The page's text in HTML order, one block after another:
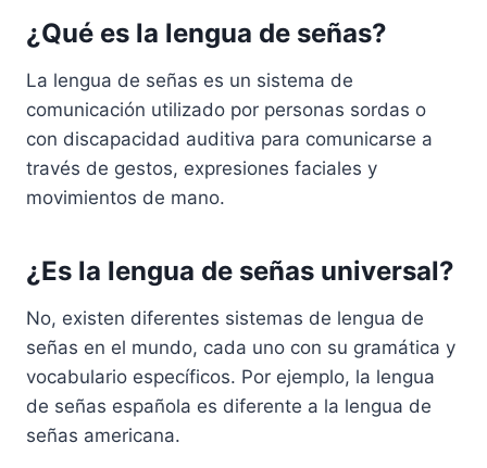
¿Qué es la lengua de señas?
La lengua de señas es un sistema de
comunicación utilizado por personas sordas o
con discapacidad auditiva para comunicarse a
través de gestos, expresiones faciales y
movimientos de mano.
¿Es la lengua de señas universal?
No, existen diferentes sistemas de lengua de
señas en el mundo, cada uno con su gramática y
vocabulario específicos. Por ejemplo, la lengua
de señas española es diferente a la lengua de
señas americana.